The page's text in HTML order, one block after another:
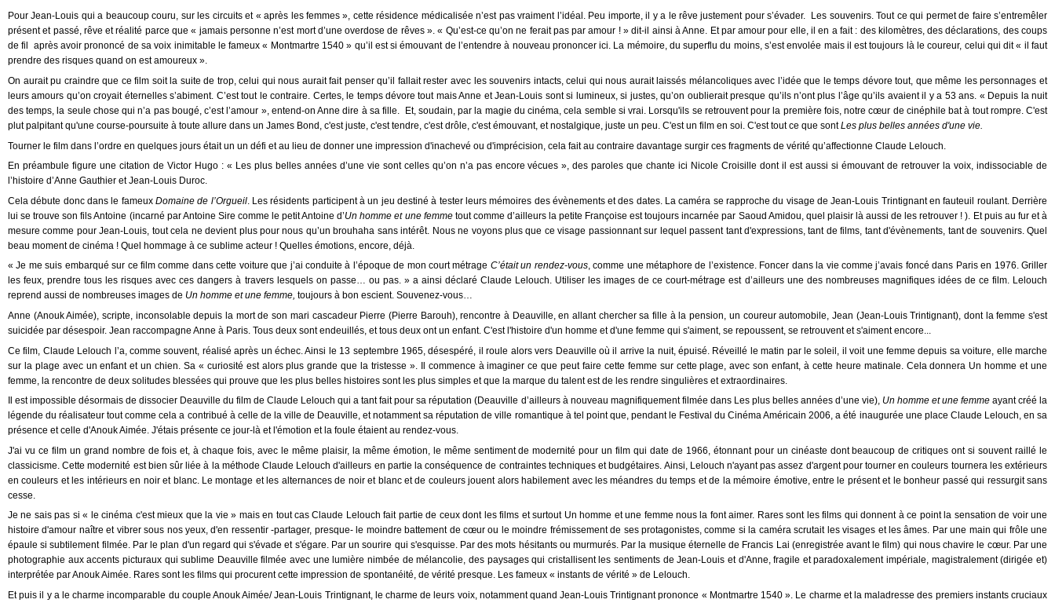
Pour Jean-Louis qui a beaucoup couru, sur les circuits et « après les femmes », cette résidence médicalisée n’est pas vraiment l’idéal. Peu importe, il y a le rêve justement pour s’évader. Les souvenirs. Tout ce qui permet de faire s’entremêler
présent et passé, rêve et réalité parce que « jamais personne n’est mort d’une overdose de rêves ». « Qu’est-ce qu’on ne ferait pas par amour ! » dit-il ainsi à Anne. Et par amour pour elle, il en a fait : des kilomètres, des déclarations, des coups
de fil après avoir prononcé de sa voix inimitable le fameux « Montmartre 1540 » qu’il est si émouvant de l’entendre à nouveau prononcer ici. La mémoire, du superflu du moins, s’est envolée mais il est toujours là le coureur, celui qui dit « il faut
prendre des risques quand on est amoureux ».
On aurait pu craindre que ce film soit la suite de trop, celui qui nous aurait fait penser qu’il fallait rester avec les souvenirs intacts, celui qui nous aurait laissés mélancoliques avec l’idée que le temps dévore tout, que même les personnages et
leurs amours qu’on croyait éternelles s’abiment. C’est tout le contraire. Certes, le temps dévore tout mais Anne et Jean-Louis sont si lumineux, si justes, qu’on oublierait presque qu’ils n’ont plus l’âge qu’ils avaient il y a 53 ans. « Depuis la nuit
des temps, la seule chose qui n’a pas bougé, c’est l’amour », entend-on Anne dire à sa fille. Et, soudain, par la magie du cinéma, cela semble si vrai. Lorsqu'ils se retrouvent pour la première fois, notre cœur de cinéphile bat à tout rompre. C'est
plut palpitant qu'une course-poursuite à toute allure dans un James Bond, c'est juste, c'est tendre, c'est drôle, c'est émouvant, et nostalgique, juste un peu. C'est un film en soi. C'est tout ce que sontLes plus belles années d'une vie.
Tourner le film dans l’ordre en quelques jours était un un défi et au lieu de donner une impression d'inachevé ou d'imprécision, cela fait au contraire davantage surgir ces fragments de vérité qu’affectionne Claude Lelouch.
En préambule figure une citation de Victor Hugo : « Les plus belles années d’une vie sont celles qu’on n’a pas encore vécues », des paroles que chante ici Nicole Croisille dont il est aussi si émouvant de retrouver la voix, indissociable de
l’histoire d’Anne Gauthier et Jean-Louis Duroc.
Cela débute donc dans le fameux Domaine de l’Orgueil. Les résidents participent à un jeu destiné à tester leurs mémoires des évènements et des dates. La caméra se rapproche du visage de Jean-Louis Trintignant en fauteuil roulant. Derrière
lui se trouve son fils Antoine (incarné par Antoine Sire comme le petit Antoine d’Un homme et une femmetout comme d’ailleurs la petite Françoise est toujours incarnée par Saoud Amidou, quel plaisir là aussi de les retrouver ! ). Et puis au fur et à
mesure comme pour Jean-Louis, tout cela ne devient plus pour nous qu’un brouhaha sans intérêt. Nous ne voyons plus que ce visage passionnant sur lequel passent tant d'expressions, tant de films, tant d'évènements, tant de souvenirs. Quel
beau moment de cinéma ! Quel hommage à ce sublime acteur ! Quelles émotions, encore, déjà.
« Je me suis embarqué sur ce film comme dans cette voiture que j’ai conduite à l’époque de mon court métrage C’était un rendez-vous, comme une métaphore de l’existence. Foncer dans la vie comme j’avais foncé dans Paris en 1976. Griller
les feux, prendre tous les risques avec ces dangers à travers lesquels on passe… ou pas. » a ainsi déclaré Claude Lelouch. Utiliser les images de ce court-métrage est d’ailleurs une des nombreuses magnifiques idées de ce film. Lelouch
reprend aussi de nombreuses images de Un homme et une femme, toujours à bon escient. Souvenez-vous…
Anne (Anouk Aimée), scripte, inconsolable depuis la mort de son mari cascadeur Pierre (Pierre Barouh), rencontre à Deauville, en allant chercher sa fille à la pension, un coureur automobile, Jean (Jean-Louis Trintignant), dont la femme s'est
suicidée par désespoir. Jean raccompagne Anne à Paris. Tous deux sont endeuillés, et tous deux ont un enfant. C'est l'histoire d'un homme et d'une femme qui s'aiment, se repoussent, se retrouvent et s'aiment encore...
Ce film, Claude Lelouch l’a, comme souvent, réalisé après un échec. Ainsi le 13 septembre 1965, désespéré, il roule alors vers Deauville où il arrive la nuit, épuisé. Réveillé le matin par le soleil, il voit une femme depuis sa voiture, elle marche
sur la plage avec un enfant et un chien. Sa « curiosité est alors plus grande que la tristesse ». Il commence à imaginer ce que peut faire cette femme sur cette plage, avec son enfant, à cette heure matinale. Cela donnera Un homme et une
femme, la rencontre de deux solitudes blessées qui prouve que les plus belles histoires sont les plus simples et que la marque du talent est de les rendre singulières et extraordinaires.
Il est impossible désormais de dissocier Deauville du film de Claude Lelouch qui a tant fait pour sa réputation (Deauville d’ailleurs à nouveau magnifiquement filmée dans Les plus belles années d’une vie), Un homme et une femmeayant créé la
légende du réalisateur tout comme cela a contribué à celle de la ville de Deauville, et notamment sa réputation de ville romantique à tel point que, pendant le Festival du Cinéma Américain 2006, a été inaugurée une place Claude Lelouch, en sa
présence et celle d'Anouk Aimée. J'étais présente ce jour-là et l'émotion et la foule étaient au rendez-vous.
J'ai vu ce film un grand nombre de fois et, à chaque fois, avec le même plaisir, la même émotion, le même sentiment de modernité pour un film qui date de 1966, étonnant pour un cinéaste dont beaucoup de critiques ont si souvent raillé le
classicisme. Cette modernité est bien sûr liée à la méthode Claude Lelouch d'ailleurs en partie la conséquence de contraintes techniques et budgétaires. Ainsi, Lelouch n'ayant pas assez d'argent pour tourner en couleurs tournera les extérieurs
en couleurs et les intérieurs en noir et blanc. Le montage et les alternances de noir et blanc et de couleurs jouent alors habilement avec les méandres du temps et de la mémoire émotive, entre le présent et le bonheur passé qui ressurgit sans
cesse.
Je ne sais pas si « le cinéma c'est mieux que la vie » mais en tout cas Claude Lelouch fait partie de ceux dont les films et surtout Un homme et une femme nous la font aimer. Rares sont les films qui donnent à ce point la sensation de voir une
histoire d'amour naître et vibrer sous nos yeux, d'en ressentir -partager, presque- le moindre battement de cœur ou le moindre frémissement de ses protagonistes, comme si la caméra scrutait les visages et les âmes. Par une main qui frôle une
épaule si subtilement filmée. Par le plan d'un regard qui s'évade et s'égare. Par un sourire qui s'esquisse. Par des mots hésitants ou murmurés. Par la musique éternelle de Francis Lai (enregistrée avant le film) qui nous chavire le cœur. Par une
photographie aux accents picturaux qui sublime Deauville filmée avec une lumière nimbée de mélancolie, des paysages qui cristallisent les sentiments de Jean-Louis et d'Anne, fragile et paradoxalement impériale, magistralement (dirigée et)
interprétée par Anouk Aimée. Rares sont les films qui procurent cette impression de spontanéité, de vérité presque. Les fameux « instants de vérité » de Lelouch.
Et puis il y a le charme incomparable du couple Anouk Aimée/ Jean-Louis Trintignant, le charme de leurs voix, notamment quand Jean-Louis Trintignant prononce « Montmartre 1540 ». Le charme et la maladresse des premiers instants cruciaux